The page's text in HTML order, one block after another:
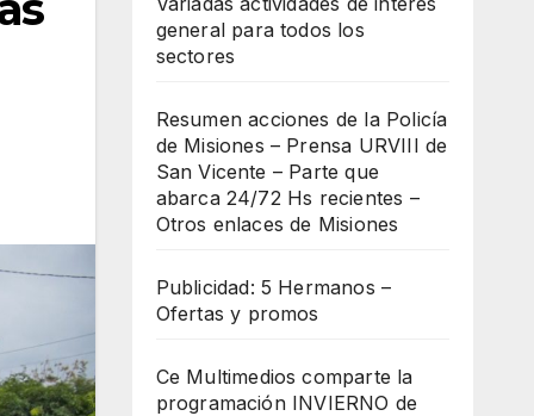
general para todos los
sectores
Resumen acciones de la Policía
de Misiones – Prensa URVIII de
San Vicente – Parte que
abarca 24/72 Hs recientes –
Otros enlaces de Misiones
Publicidad: 5 Hermanos –
Ofertas y promos
Ce Multimedios comparte la
programación INVIERNO de